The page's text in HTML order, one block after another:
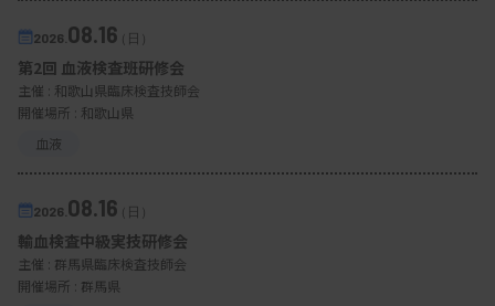
2026. 08.16（日）
第2回 血液検査班研修会
主催 : 和歌山県臨床検査技師会
開催場所 : 和歌山県
血液
2026. 08.16（日）
輸血検査中級実技研修会
主催 : 群馬県臨床検査技師会
開催場所 : 群馬県